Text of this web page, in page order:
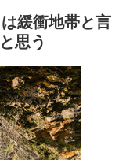
緩衝地帯と言
思う